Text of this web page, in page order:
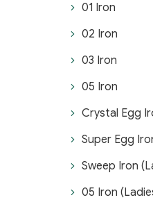
01 Iron
02 Iron
03 Iron
05 Iron
Crystal Egg
Super Egg
Sweep Iron
05 Iron